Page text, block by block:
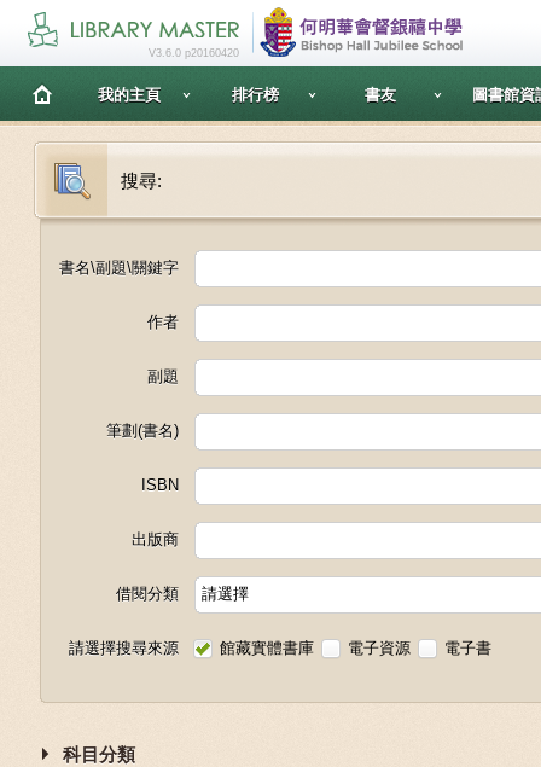
V3.6.0 p20160420
我的主頁 排行榜 書友 圖書館資
搜尋:
書名\副題\關鍵字
作者
副題
筆劃(書名)
ISBN
出版商
借閱分類 請選擇
請選擇搜尋來源 館藏實體書庫 電子資源 電子書
科目分類